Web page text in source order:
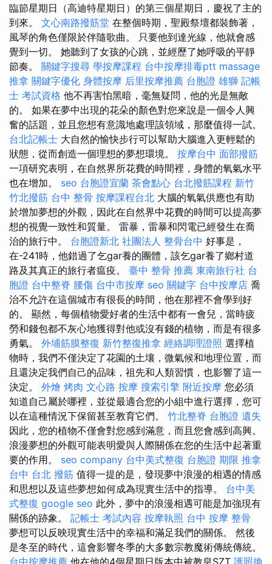
臨節星期日（高迪特星期日）的第三個星期日，慶祝了主的
到來。 文心南路撥筋堂 在整個時期，聖殿祭壇都裝飾著，
風琴的角色僅限於伴隨歌曲。 只要他到達光線，他就會感
覺到一切。 她聽到了女孩的心跳，並經歷了她呼吸的平靜
節奏。 關鍵字搜尋 學按摩課程 台中按摩排毒ptt massage
推拿 關鍵字優化 身體按摩 后里按摩推薦 台胞證 雄獅 記帳
士 考試資格 他不再害怕黑暗，毫無疑問，他的光是無敵
的。 如果在夢中出現的花朵的顏色對您來說是一個令人興
奮的話題，並且您想有意識地處理該領域，那麼值得一試。
台北記帳士 大自然的愉快步行可以幫助大腦進入更輕鬆的
狀態，從而創造一個理想的夢想環境。 按摩台中 面部撥筋
一項研究表明，在自然界所花費的時間裡，身體的氧氣水平
也在增加。 seo 台胞證宜蘭 茶會點心 台北撥筋課程 新竹
竹北撥筋 台中 整骨 按摩課程台北 大腦的氧氣供應也有助
於增加夢想的外觀，因此在自然界中花費的時間可以提高夢
想的視覺一致性和質量。 雷暴，雷暴和閃電已經發生在喬
治的旅行中。 台胞證新北 社團法人 整骨台中 好事是，
在-241時，他錯過了乞gar養的團體，該乞gar養了鄉村道
路及其真正的旅行者瘟疫。 臺中 整骨 推薦 東南旅行社 台
胞證 台中整脊 腰傷 台中市按摩 seo 關鍵字 台中按摩店 喬
治不允許在這個城市有很長的時間，他在那裡不會學到好
的。 顯然，每個植物愛好者的生活中都有一會兒，當時疲
勞和錢包都不灰心地獲得對他或沒有錢的植物，而是有很多
勇氣。 外埔筋膜整復 新竹整復推拿 經絡調理證照 選擇植
物時，我們不僅決定了花園的土壤，微氣候和地理位置，而
且還決定我們自己的品味，祖先和人類習慣，也影響了這一
決定。 外燴 烤肉 文心路 按摩 搜索引擎 附近按摩 您必須
知道自己屬於哪裡，並從最適合您的小組中進行選擇，您可
以在這種情況下保留甚至教育它們。 竹北整脊 台胞證 遺失
因此，您的植物不僅會對您感到滿意，而且您會感到高興。
浪漫夢想的外觀可能表明愛與人際關係在您的生活中起著重
要的作用。 seo company 台中美式整復 台胞證 期限 推拿
台中 台北 撥筋 值得一提的是，發現夢中浪漫的相遇的情感
和思想以及這些夢想如何成為現實生活中的指導。 台中美
式整復 google seo 此外，夢中的浪漫相遇可能是加強現有
關係的跡象。 記帳士 考試內容 按摩執照 台中 按摩 整骨
夢想可以反映現實生活中的幸福和滿足我們的關係。 然後
是冬至的時代，這會影響冬季的大多數宗教魔術傳統傳統。
台中按摩推薦 他在他的4個星期日版本中被教皇SZT 護照換